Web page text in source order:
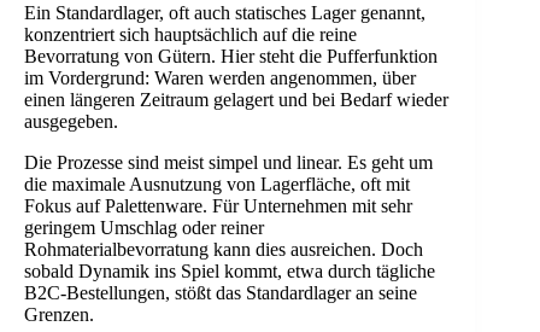
Ein Standardlager, oft auch statisches Lager genannt,
konzentriert sich hauptsächlich auf die reine
Bevorratung von Gütern. Hier steht die Pufferfunktion
im Vordergrund: Waren werden angenommen, über
einen längeren Zeitraum gelagert und bei Bedarf wieder
ausgegeben.
Die Prozesse sind meist simpel und linear. Es geht um
die maximale Ausnutzung von Lagerfläche, oft mit
Fokus auf Palettenware. Für Unternehmen mit sehr
geringem Umschlag oder reiner
Rohmaterialbevorratung kann dies ausreichen. Doch
sobald Dynamik ins Spiel kommt, etwa durch tägliche
B2C-Bestellungen, stößt das Standardlager an seine
Grenzen.